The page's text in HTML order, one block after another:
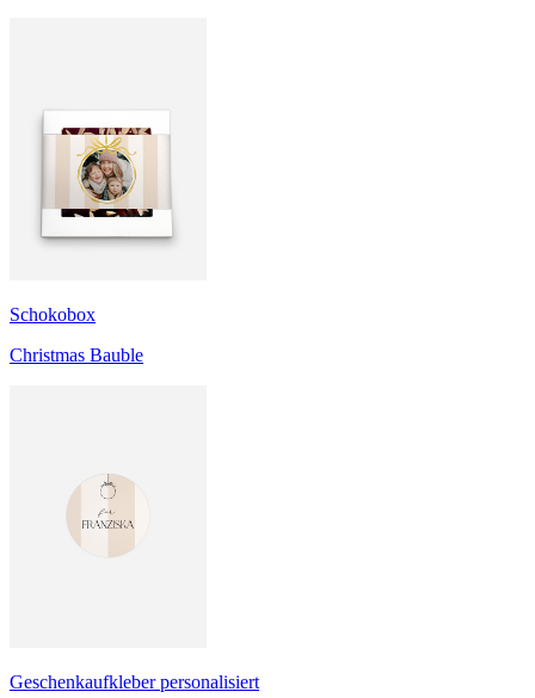
Schokobox
Christmas Bauble
Geschenkaufkleber personalisiert